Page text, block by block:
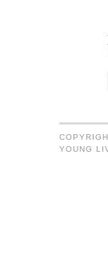
YOUNG